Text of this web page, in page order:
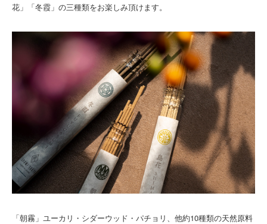
花」「冬霞」の三種類をお楽しみ頂けます。
「朝霧」ユーカリ・シダーウッド・パチョリ、他約10種類の天然原料